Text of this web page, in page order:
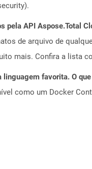
pela API Aspose.Total
de arquivo de
mais. Confira a lista
favorita. O
como um Docker